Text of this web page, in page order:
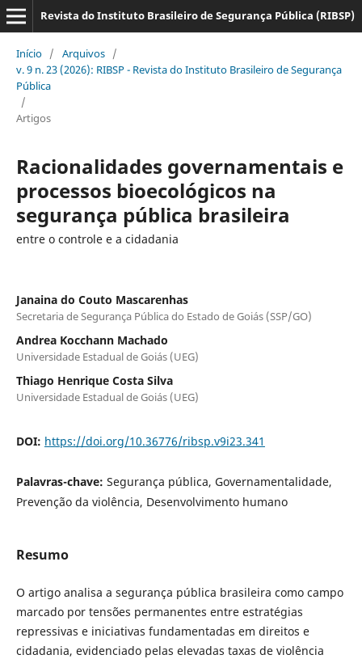
Revista do Instituto Brasileiro de Segurança Pública (RIBSP)
Início / Arquivos /
v. 9 n. 23 (2026): RIBSP - Revista do Instituto Brasileiro de Segurança
Pública
/
Artigos
Racionalidades governamentais e
processos bioecológicos na
segurança pública brasileira
entre o controle e a cidadania
Janaina do Couto Mascarenhas
Secretaria de Segurança Pública do Estado de Goiás (SSP/GO)
Andrea Kocchann Machado
Universidade Estadual de Goiás (UEG)
Thiago Henrique Costa Silva
Universidade Estadual de Goiás (UEG)
DOI: https://doi.org/10.36776/ribsp.v9i23.341
Palavras-chave: Segurança pública, Governamentalidade,
Prevenção da violência, Desenvolvimento humano
Resumo
O artigo analisa a segurança pública brasileira como campo
marcado por tensões permanentes entre estratégias
repressivas e iniciativas fundamentadas em direitos e
cidadania, evidenciado pelas elevadas taxas de violência